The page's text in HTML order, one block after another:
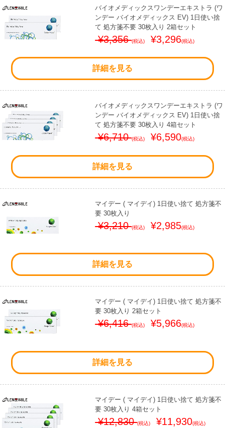
バイオメディックスワンデーエキストラ (ワ
ンデー バイオメディックス EV) 1日使い捨
て 処方箋不要 30枚入り 2箱セット
¥3,356(税込) ¥3,296(税込)
詳細を見る
バイオメディックスワンデーエキストラ (ワ
ンデー バイオメディックス EV) 1日使い捨
て 処方箋不要 30枚入り 4箱セット
¥6,710(税込) ¥6,590(税込)
詳細を見る
マイデー ( マイデイ) 1日使い捨て 処方箋不
要 30枚入り
¥3,210(税込) ¥2,985(税込)
詳細を見る
マイデー ( マイデイ) 1日使い捨て 処方箋不
要 30枚入り 2箱セット
¥6,416(税込) ¥5,966(税込)
詳細を見る
マイデー ( マイデイ) 1日使い捨て 処方箋不
要 30枚入り 4箱セット
¥12,830(税込) ¥11,930(税込)